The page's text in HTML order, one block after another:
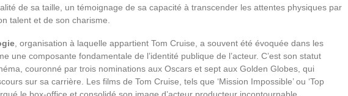
de sa taille, un témoignage de sa capacité à transcender les attentes physiques par
talent et de son charisme.
, organisation à laquelle appartient Tom Cruise, a souvent été évoquée dans les
une composante fondamentale de l’identité publique de l’acteur. C’est son statut
couronné par trois nominations aux Oscars et sept aux Golden Globes, qui
sur sa carrière. Les films de Tom Cruise, tels que ‘Mission Impossible’ ou ‘Top